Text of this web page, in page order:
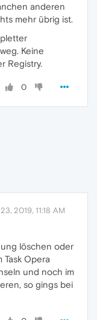
anderen
mehr übrig ist.
Keine
Registry.
0
2019, 11:18 AM
löschen oder
Opera
und noch im
so gings bei